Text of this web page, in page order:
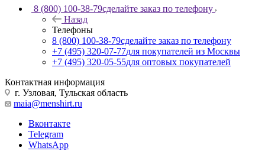
8 (800) 100-38-79сделайте заказ по телефону
Назад
Телефоны
8 (800) 100-38-79сделайте заказ по телефону
+7 (495) 320-07-77для покупателей из Москвы
+7 (495) 320-05-55для оптовых покупателей
Контактная информация
г. Узловая, Тульская область
maia@menshirt.ru
Вконтакте
Telegram
WhatsApp